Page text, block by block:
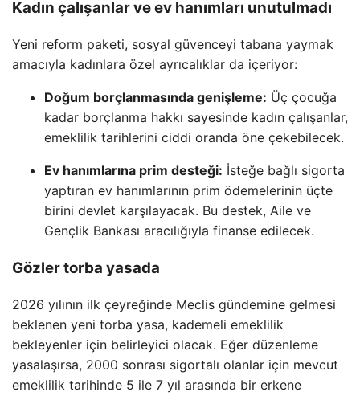
Kadın çalışanlar ve ev hanımları unutulmadı
Yeni reform paketi, sosyal güvenceyi tabana yaymak
amacıyla kadınlara özel ayrıcalıklar da içeriyor:
Doğum borçlanmasında genişleme: Üç çocuğa
kadar borçlanma hakkı sayesinde kadın çalışanlar,
emeklilik tarihlerini ciddi oranda öne çekebilecek.
Ev hanımlarına prim desteği: İsteğe bağlı sigorta
yaptıran ev hanımlarının prim ödemelerinin üçte
birini devlet karşılayacak. Bu destek, Aile ve
Gençlik Bankası aracılığıyla finanse edilecek.
Gözler torba yasada
2026 yılının ilk çeyreğinde Meclis gündemine gelmesi
beklenen yeni torba yasa, kademeli emeklilik
bekleyenler için belirleyici olacak. Eğer düzenleme
yasalaşırsa, 2000 sonrası sigortalı olanlar için mevcut
emeklilik tarihinde 5 ile 7 yıl arasında bir erkene